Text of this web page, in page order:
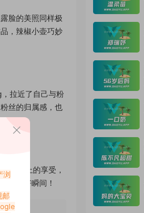
脸的美照同样极
，辣椒小壶巧妙
拉近了自己与粉
丝的归属感，也
视觉上的享受，
的美好瞬间！
浏
邮